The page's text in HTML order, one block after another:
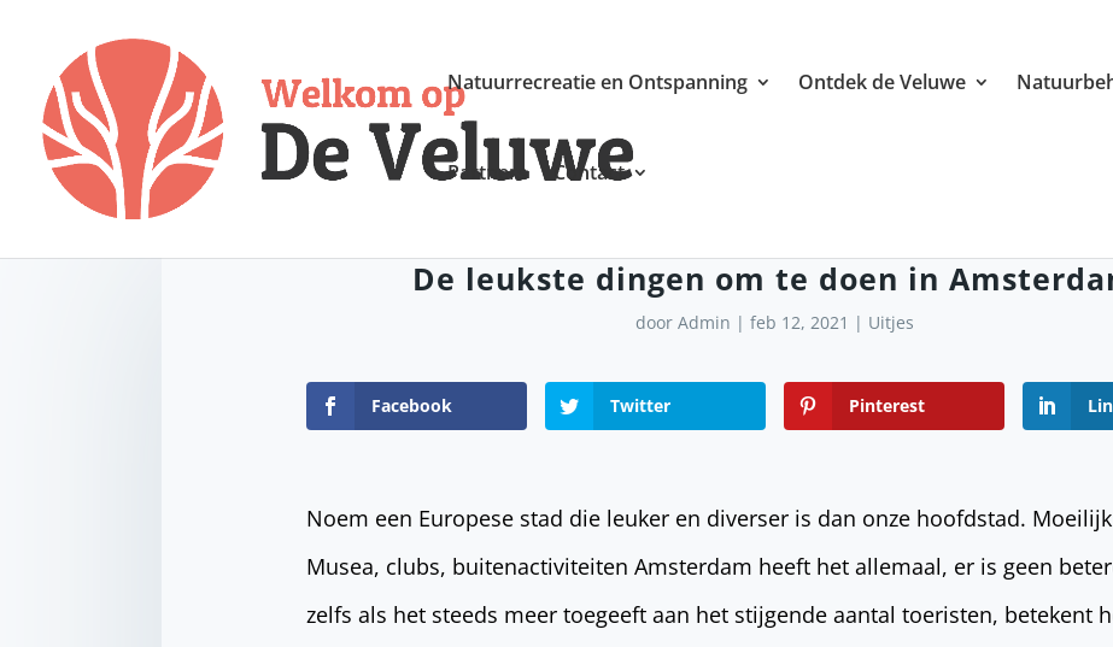
Natuurrecreatie en Ontspanning Ontdek de Veluwe
Partners Contact
De leukste dingen om te doen in
door Admin | feb 12, 2021 | Uitjes
Facebook Twitter Pinterest
Noem een ​​Europese stad die leuker en diverser is dan onze hoofdstad.
Musea, clubs, buitenactiviteiten Amsterdam heeft het allemaal, er is geen
zelfs als het steeds meer toegeeft aan het stijgende aantal toeristen, betekent